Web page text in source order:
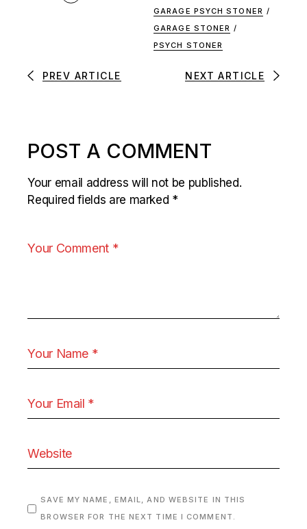
GARAGE PSYCH STONER /
GARAGE STONER /
PSYCH STONER
PREV ARTICLE NEXT ARTICLE
POST A COMMENT
Your email address will not be published.
Required fields are marked *
SAVE MY NAME, EMAIL, AND WEBSITE IN THIS
BROWSER FOR THE NEXT TIME I COMMENT.